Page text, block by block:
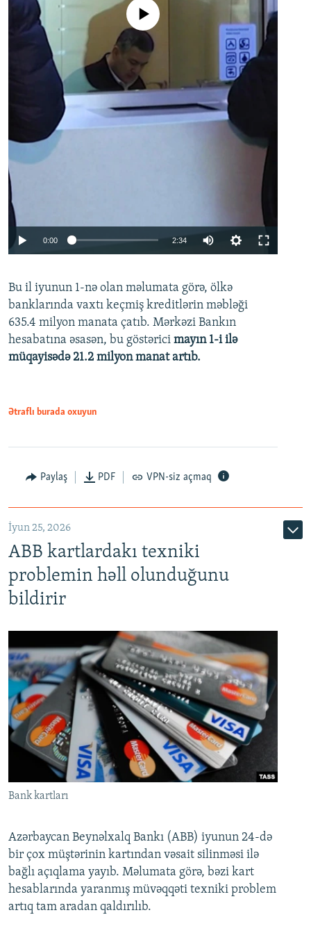
Auto 240p 360p 480p
720p 1080p
No media source currently available
0:00 2:34
360p
480p
720p
Bu il iyunun 1-nə olan məlumata görə, ölkə
banklarında vaxtı keçmiş kreditlərin məbləği
635.4 milyon manata çatıb. Mərkəzi Bankın
hesabatına əsasən, bu göstərici mayın 1-i ilə
müqayisədə 21.2 milyon manat artıb.
Ətraflı burada oxuyun
Paylaş PDF VPN-siz açmaq
İyun 25, 2026
ABB kartlardakı texniki
problemin həll olunduğunu
bildirir
Bank kartları
Azərbaycan Beynəlxalq Bankı (ABB) iyunun 24-də
bir çox müştərinin kartından vəsait silinməsi ilə
bağlı açıqlama yayıb. Məlumata görə, bəzi kart
hesablarında yaranmış müvəqqəti texniki problem
artıq tam aradan qaldırılıb.